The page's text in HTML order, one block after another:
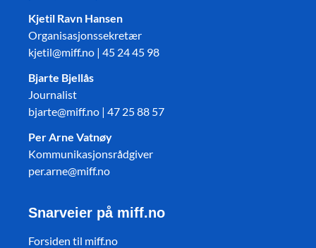
Kjetil Ravn Hansen
Organisasjonssekretær
kjetil@miff.no | 45 24 45 98
Bjarte Bjellås
Journalist
bjarte@miff.no | 47 25 88 57
Per Arne Vatnøy
Kommunikasjonsrådgiver
per.arne@miff.no
Snarveier på miff.no
Forsiden til miff.no